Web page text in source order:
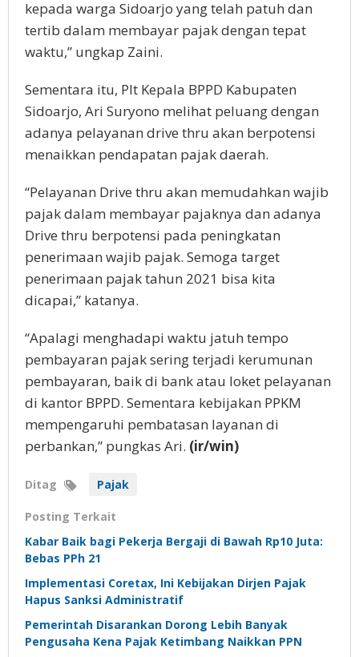
kepada warga Sidoarjo yang telah patuh dan
tertib dalam membayar pajak dengan tepat
waktu,” ungkap Zaini.
Sementara itu, Plt Kepala BPPD Kabupaten
Sidoarjo, Ari Suryono melihat peluang dengan
adanya pelayanan drive thru akan berpotensi
menaikkan pendapatan pajak daerah.
“Pelayanan Drive thru akan memudahkan wajib
pajak dalam membayar pajaknya dan adanya
Drive thru berpotensi pada peningkatan
penerimaan wajib pajak. Semoga target
penerimaan pajak tahun 2021 bisa kita
dicapai,” katanya.
“Apalagi menghadapi waktu jatuh tempo
pembayaran pajak sering terjadi kerumunan
pembayaran, baik di bank atau loket pelayanan
di kantor BPPD. Sementara kebijakan PPKM
mempengaruhi pembatasan layanan di
perbankan,” pungkas Ari. (ir/win)
Ditag Pajak
Posting Terkait
Kabar Baik bagi Pekerja Bergaji di Bawah Rp10 Juta:
Bebas PPh 21
Implementasi Coretax, Ini Kebijakan Dirjen Pajak
Hapus Sanksi Administratif
Pemerintah Disarankan Dorong Lebih Banyak
Pengusaha Kena Pajak Ketimbang Naikkan PPN